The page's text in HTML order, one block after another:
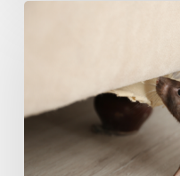
hogar